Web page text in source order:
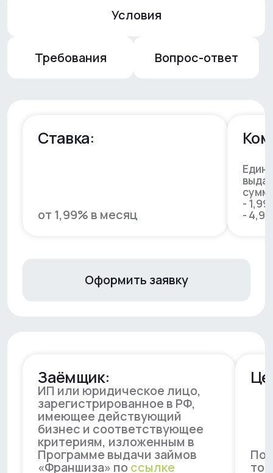
Оформить заявку
Обсудите условия
финансирования под ваш
проект
Получите консультацию, расчёт
условий и презентацию продукта